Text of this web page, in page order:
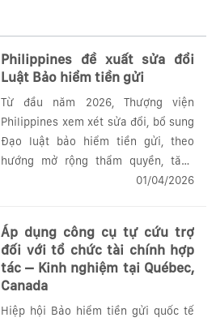
Philippines đề xuất sửa đổi
Luật Bảo hiểm tiền gửi
Từ đầu năm 2026, Thượng viện
Philippines xem xét sửa đổi, bổ sung
Đạo luật bảo hiểm tiền gửi, theo
hướng mở rộng thẩm quyền, tăng
cường năng lực tài chính của tổ chức
01/04/2026
Áp dụng công cụ tự cứu trợ
đối với tổ chức tài chính hợp
tác – Kinh nghiệm tại Québec,
Canada
Hiệp hội Bảo hiểm tiền gửi quốc tế